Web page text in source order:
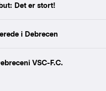
Det er stort!
i Debrecen
VSC-F.C.